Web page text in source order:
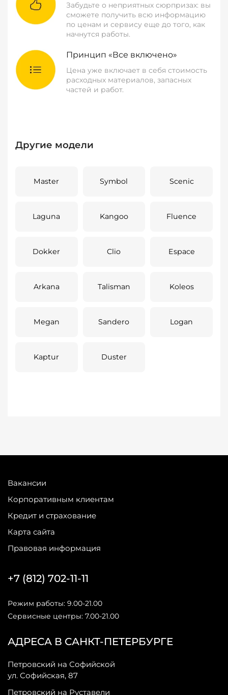
Забудьте о неприятных сюрпризах: вы
сможете получить всю информацию
по ценам и сервису еще до того, как
начнутся работы.
Принцип «Все включено»
Цена уже включает в себя стоимость
расходных материалов, запасных
частей и работ.
Другие модели
Master Symbol Scenic
Laguna Kangoo Fluence
Dokker Clio Espace
Arkana Talisman Koleos
Megan Sandero Logan
Kaptur Duster
Вакансии
Корпоративным клиентам
Кредит и страхование
Карта сайта
Правовая информация
АДРЕСА В САНКТ-ПЕТЕРБУРГЕ
Петровский на Софийской
ул. Софийская, 87
Петровский на Руставели
+7 (812) 702-11-11
Режим работы: 9.00-21.00
Сервисные центры: 7.00-21.00